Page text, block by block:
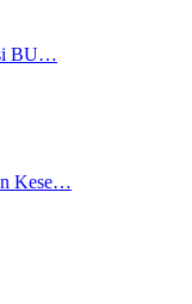
BU…
Kese…